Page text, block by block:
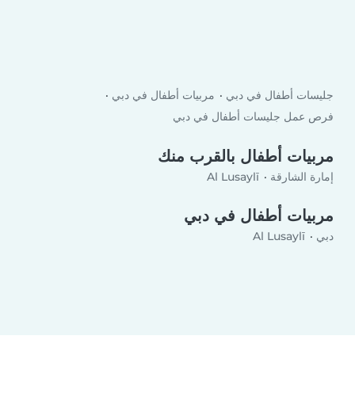
جليسات أطفال في دبي
مربيات أطفال في دبي
فرص عمل جليسات أطفال في دبي
مربيات أطفال بالقرب منك
إمارة الشارقة Al Lusaylī
مربيات أطفال في دبي
دبي Al Lusaylī